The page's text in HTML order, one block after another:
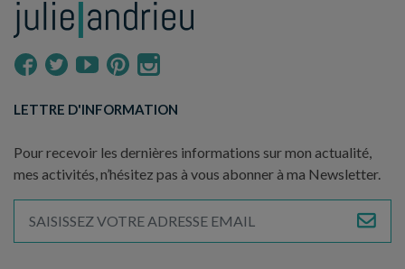
LETTRE D'INFORMATION
Pour recevoir les dernières informations sur mon actualité,
mes activités, n’hésitez pas à vous abonner à ma Newsletter.